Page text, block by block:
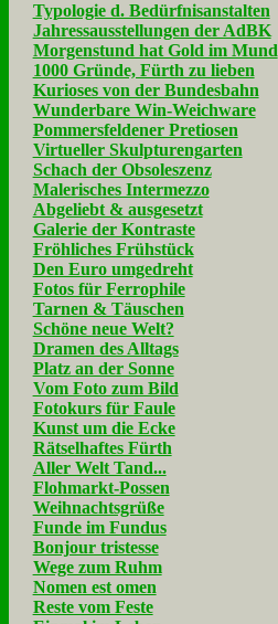
Typologie d. Bedürfnisanstalten
Jahressausstellungen der AdBK
Morgenstund hat Gold im Mund
1000 Gründe, Fürth zu lieben
Kurioses von der Bundesbahn
Wunderbare Win-Weichware
Pommersfeldener Pretiosen
Virtueller Skulpturengarten
Schach der Obsoleszenz
Malerisches Intermezzo
Abgeliebt & ausgesetzt
Galerie der Kontraste
Fröhliches Frühstück
Den Euro umgedreht
Fotos für Ferrophile
Tarnen & Täuschen
Schöne neue Welt?
Dramen des Alltags
Platz an der Sonne
Vom Foto zum Bild
Fotokurs für Faule
Kunst um die Ecke
Rätselhaftes Fürth
Aller Welt Tand...
Flohmarkt-Possen
Weihnachtsgrüße
Funde im Fundus
Bonjour tristesse
Wege zum Ruhm
Nomen est omen
Reste vom Feste